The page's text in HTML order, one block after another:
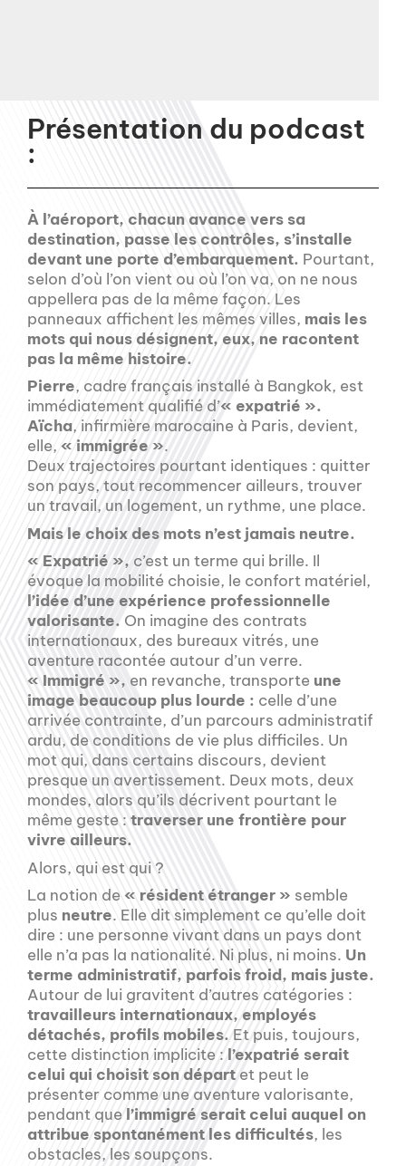
Présentation du podcast
:
À l’aéroport, chacun avance vers sa
destination, passe les contrôles, s’installe
devant une porte d’embarquement. Pourtant,
selon d’où l’on vient ou où l’on va, on ne nous
appellera pas de la même façon. Les
panneaux affichent les mêmes villes, mais les
mots qui nous désignent, eux, ne racontent
pas la même histoire.
Pierre, cadre français installé à Bangkok, est
immédiatement qualifié d’« expatrié ».
Aïcha, infirmière marocaine à Paris, devient,
elle, « immigrée ».
Deux trajectoires pourtant identiques : quitter
son pays, tout recommencer ailleurs, trouver
un travail, un logement, un rythme, une place.
Mais le choix des mots n’est jamais neutre.
« Expatrié », c’est un terme qui brille. Il
évoque la mobilité choisie, le confort matériel,
l’idée d’une expérience professionnelle
valorisante. On imagine des contrats
internationaux, des bureaux vitrés, une
aventure racontée autour d’un verre.
« Immigré », en revanche, transporte une
image beaucoup plus lourde : celle d’une
arrivée contrainte, d’un parcours administratif
ardu, de conditions de vie plus difficiles. Un
mot qui, dans certains discours, devient
presque un avertissement. Deux mots, deux
mondes, alors qu’ils décrivent pourtant le
même geste : traverser une frontière pour
vivre ailleurs.
Alors, qui est qui ?
La notion de « résident étranger » semble
plus neutre. Elle dit simplement ce qu’elle doit
dire : une personne vivant dans un pays dont
elle n’a pas la nationalité. Ni plus, ni moins. Un
terme administratif, parfois froid, mais juste.
Autour de lui gravitent d’autres catégories :
travailleurs internationaux, employés
détachés, profils mobiles. Et puis, toujours,
cette distinction implicite : l’expatrié serait
celui qui choisit son départ et peut le
présenter comme une aventure valorisante,
pendant que l’immigré serait celui auquel on
attribue spontanément les difficultés, les
obstacles, les soupçons.